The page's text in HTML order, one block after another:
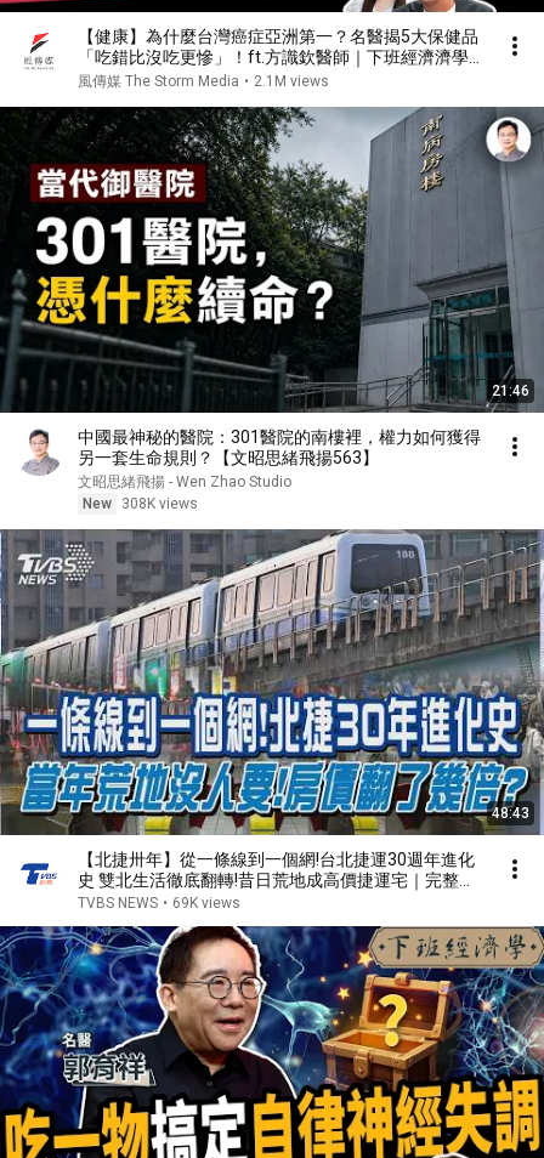
【健康】為什麼台灣癌症亞洲第一？名醫揭5大保健品
「吃錯比沒吃更慘」！ft.方識欽醫師｜下班經濟濟學
630｜謝哲青、蔡尚樺
風傳媒 The Storm Media • 2.1M views
21:46
中國最神秘的醫院：301醫院的南樓裡，權力如何獲得
另一套生命規則？【文昭思緒飛揚563】
文昭思緒飛揚 - Wen Zhao Studio
New
308K views
48:43
【北捷卅年】從一條線到一個網!台北捷運30週年進化
史 雙北生活徹底翻轉!昔日荒地成高價捷運宅｜完整版
｜TVBS新聞 @TVBSNEWS01
TVBS NEWS • 69K views